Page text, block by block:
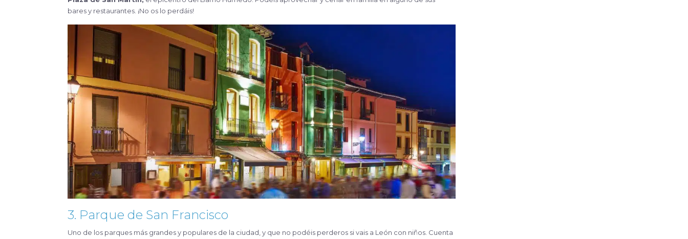
bares y restaurantes. ¡No os lo perdáis!
3. Parque de San Francisco
Uno de los parques más grandes y populares de la ciudad, y que no podéis perderos si vais a León con niños. Cuenta